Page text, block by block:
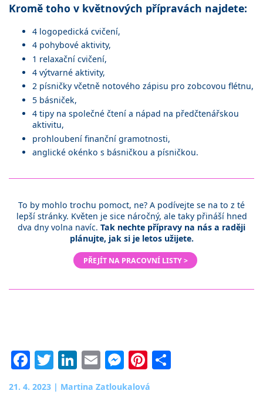
Kromě toho v květnových přípravách najdete:
4 logopedická cvičení,
4 pohybové aktivity,
1 relaxační cvičení,
4 výtvarné aktivity,
2 písničky včetně notového zápisu pro zobcovou flétnu,
5 básniček,
4 tipy na společné čtení a nápad na předčtenářskou
aktivitu,
prohloubení finanční gramotnosti,
anglické okénko s básničkou a písničkou.
To by mohlo trochu pomoct, ne? A podívejte se na to z té
lepší stránky. Květen je sice náročný, ale taky přináší hned
dva dny volna navíc. Tak nechte přípravy na nás a raději
plánujte, jak si je letos užijete.
PŘEJÍT NA PRACOVNÍ LISTY >
Facebook
Twitter
LinkedIn
EmailMessenger
Pinterest
21. 4. 2023 | Martina Zatloukalová